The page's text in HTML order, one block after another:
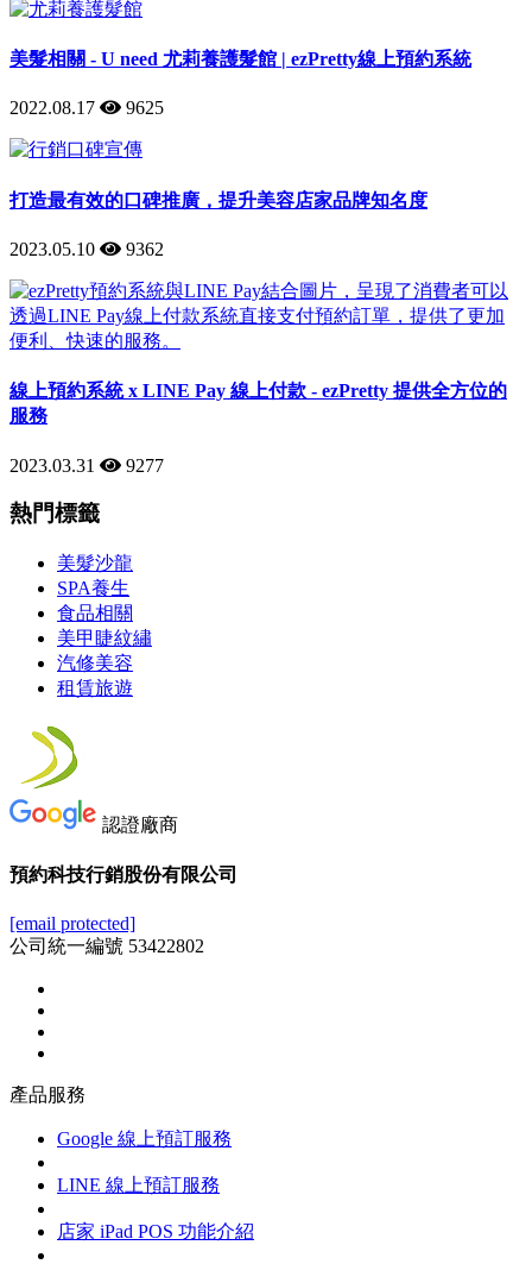
美髮相關 - U need 尤莉養護髮館 | ezPretty線上預約系統
2022.08.17 9625
打造最有效的口碑推廣，提升美容店家品牌知名度
2023.05.10 9362
線上預約系統 x LINE Pay 線上付款 - ezPretty 提供全方位的
服務
2023.03.31 9277
熱門標籤
美髮沙龍
SPA養生
食品相關
美甲睫紋繡
汽修美容
租賃旅遊
認證廠商
預約科技行銷股份有限公司
[email protected]
公司統一編號 53422802
產品服務
Google 線上預訂服務
LINE 線上預訂服務
店家 iPad POS 功能介紹